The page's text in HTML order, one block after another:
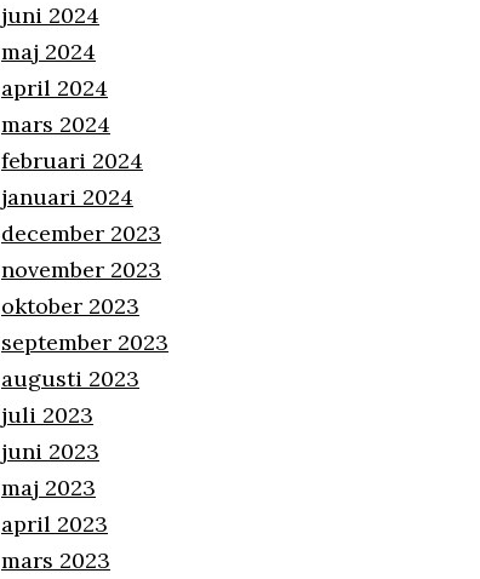
juni 2024
maj 2024
april 2024
mars 2024
februari 2024
januari 2024
december 2023
november 2023
oktober 2023
september 2023
augusti 2023
juli 2023
juni 2023
maj 2023
april 2023
mars 2023